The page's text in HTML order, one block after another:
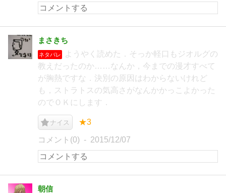
まさきち
ネタバレ
ようやく読めた．そっか軽口もジオルグの
教えだったのか……なんか，今までの漫才すべて
が胸熱ですな．決別の原因はわからないけれど
も，ストラトスの気高さがなんかかっこよかった
のでＯＫにします．
ナイス ★3
コメント(0) 2015/12/07
朝信